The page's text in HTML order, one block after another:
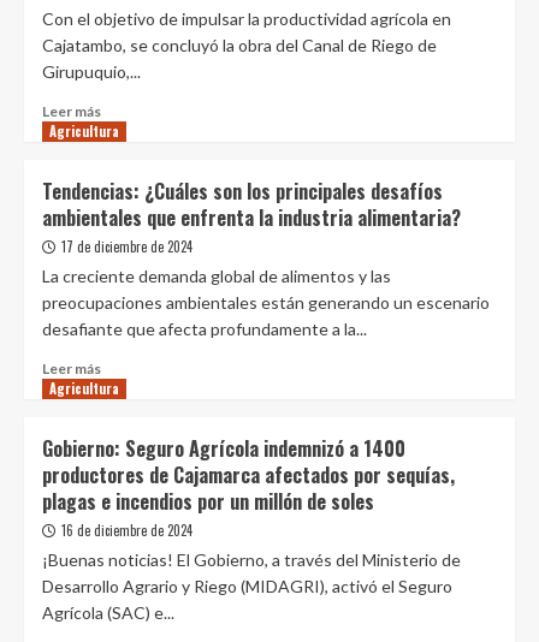
nuevo
récord
y
afectan
productores
de
Con el objetivo de impulsar la productividad agrícola en
Cajatambo, se concluyó la obra del Canal de Riego de
Girupuquio,...
Leer más
más
el
agro
con
de
Riego
Girupuquio
en
Agricultura
Tendencias: ¿Cuáles son los principales desafíos
ambientales que enfrenta la industria alimentaria?
17 de diciembre de 2024
La creciente demanda global de alimentos y las
preocupaciones ambientales están generando un escenario
desafiante que afecta profundamente a la...
Leer más
más
¿Cuáles
son
los
principales
ambientales
que
enfrenta
Agricultura
Gobierno: Seguro Agrícola indemnizó a 1400
productores de Cajamarca afectados por sequías,
plagas e incendios por un millón de soles
16 de diciembre de 2024
¡Buenas noticias! El Gobierno, a través del Ministerio de
Desarrollo Agrario y Riego (MIDAGRI), activó el Seguro
Agrícola (SAC) e...